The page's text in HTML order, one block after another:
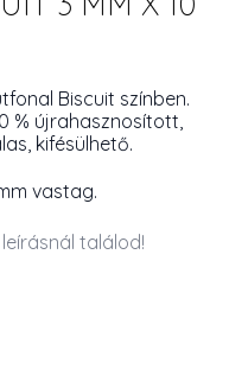
Biscuit színben.
% újrahasznosított,
kifésülhető.
vastag.
találod!